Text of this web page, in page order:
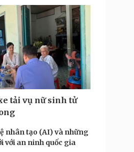
tải vụ nữ sinh tử
nhân tạo (AI) và những
với an ninh quốc gia